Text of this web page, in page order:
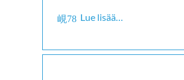
Lue lisää…